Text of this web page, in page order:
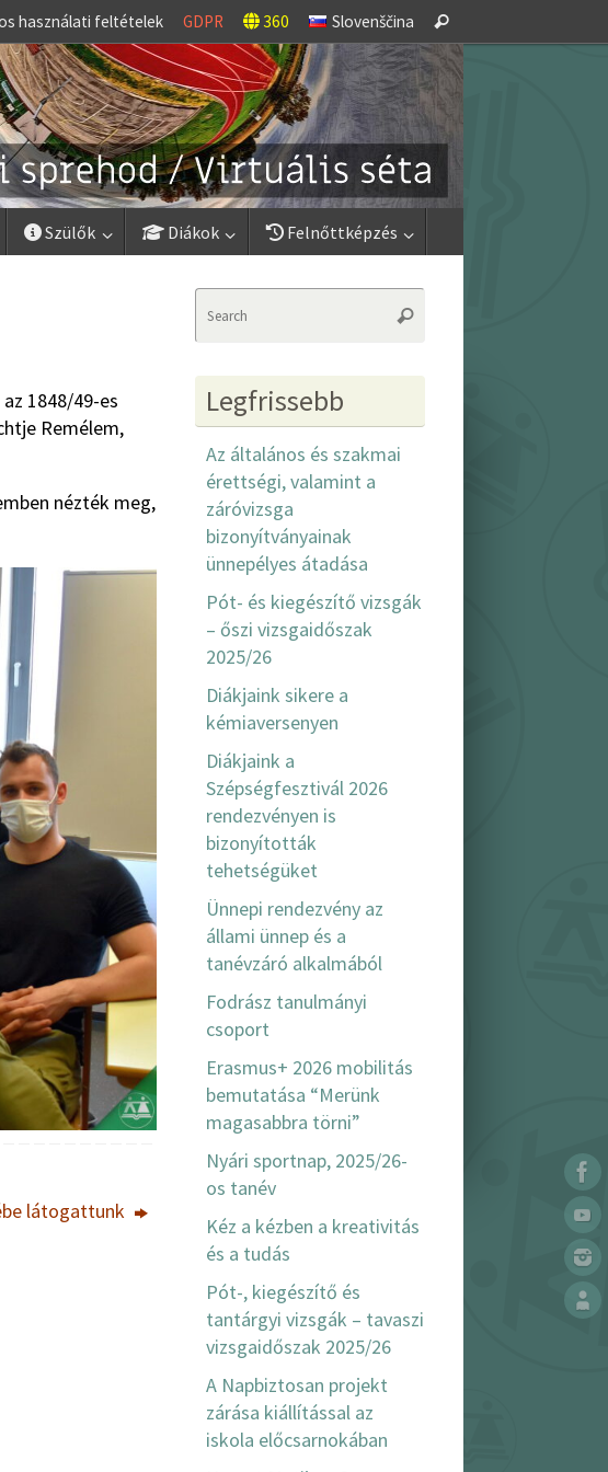
használati feltételek GDPR 360 Slovenščina
for:
Search
Szülők Diákok Felnőttképzés
1848/49-es
Remélem,
nézték meg,
látogattunk
Search
Legfrissebb
Az általános és szakmai
érettségi, valamint a
záróvizsga
bizonyítványainak
ünnepélyes átadása
Pót- és kiegészítő vizsgák
– őszi vizsgaidőszak
2025/26
Diákjaink sikere a
kémiaversenyen
Diákjaink a
Szépségfesztivál 2026
rendezvényen is
bizonyították
tehetségüket
Ünnepi rendezvény az
állami ünnep és a
tanévzáró alkalmából
Fodrász tanulmányi
csoport
Erasmus+ 2026 mobilitás
bemutatása “Merünk
magasabbra törni”
Nyári sportnap, 2025/26-
os tanév
Kéz a kézben a kreativitás
és a tudás
Pót-, kiegészítő és
tantárgyi vizsgák – tavaszi
vizsgaidőszak 2025/26
A Napbiztosan projekt
zárása kiállítással az
iskola előcsarnokában